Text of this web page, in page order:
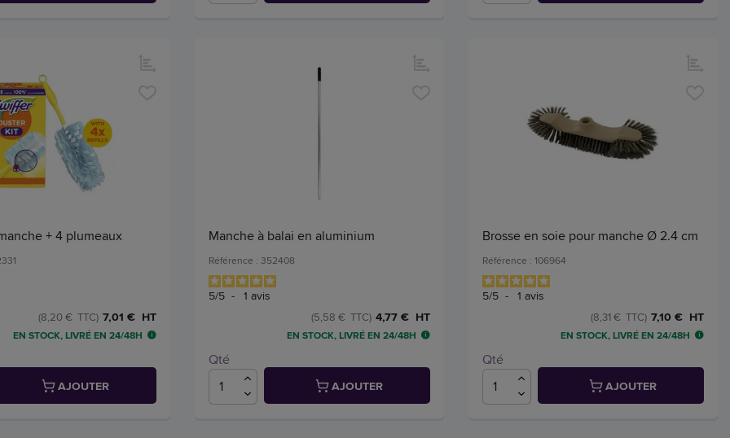
+ 4 plumeaux
7,01 € HT
(8,20 € TTC)
EN STOCK, LIVRÉ EN 24/48H
AJOUTER
Manche à balai en aluminium
Référence : 352408
5/5 - 1 avis
4,77 € HT
(5,58 € TTC)
EN STOCK, LIVRÉ EN 24/48H
Qté
AJOUTER
Brosse en soie pour manche Ø 2.4 cm
Référence : 106964
5/5 - 1 avis
7,10 € HT
(8,31 € TTC)
EN STOCK, LIVRÉ EN 24/48H
Qté
AJOUTER